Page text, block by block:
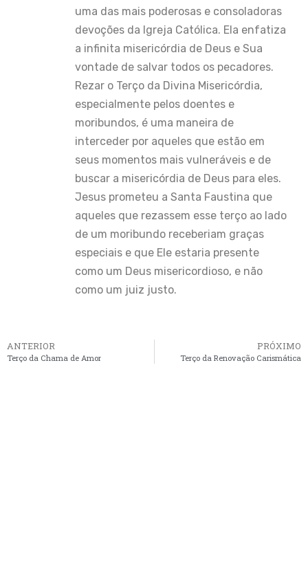
uma das mais poderosas e consoladoras
devoções da Igreja Católica. Ela enfatiza
a infinita misericórdia de Deus e Sua
vontade de salvar todos os pecadores.
Rezar o Terço da Divina Misericórdia,
especialmente pelos doentes e
moribundos, é uma maneira de
interceder por aqueles que estão em
seus momentos mais vulneráveis e de
buscar a misericórdia de Deus para eles.
Jesus prometeu a Santa Faustina que
aqueles que rezassem esse terço ao lado
de um moribundo receberiam graças
especiais e que Ele estaria presente
como um Deus misericordioso, e não
como um juiz justo.
ANTERIOR
Terço da Chama de Amor
PRÓXIMO
Terço da Renovação Carismática